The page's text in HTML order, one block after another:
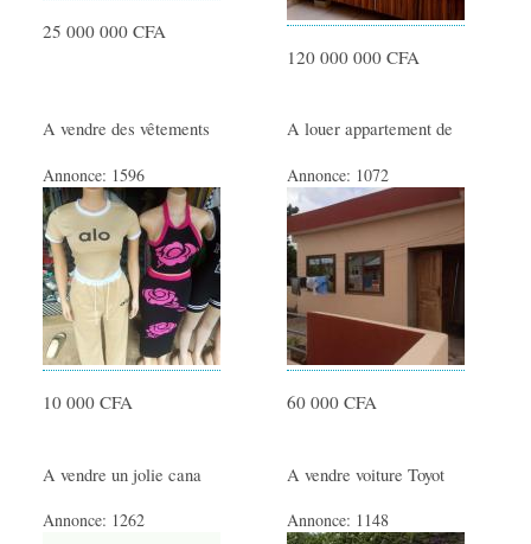
25 000 000 CFA
120 000 000 CFA
A vendre des vêtements
Annonce: 1596
10 000 CFA
A louer appartement de
Annonce: 1072
60 000 CFA
A vendre un jolie cana
Annonce: 1262
A vendre voiture Toyot
Annonce: 1148